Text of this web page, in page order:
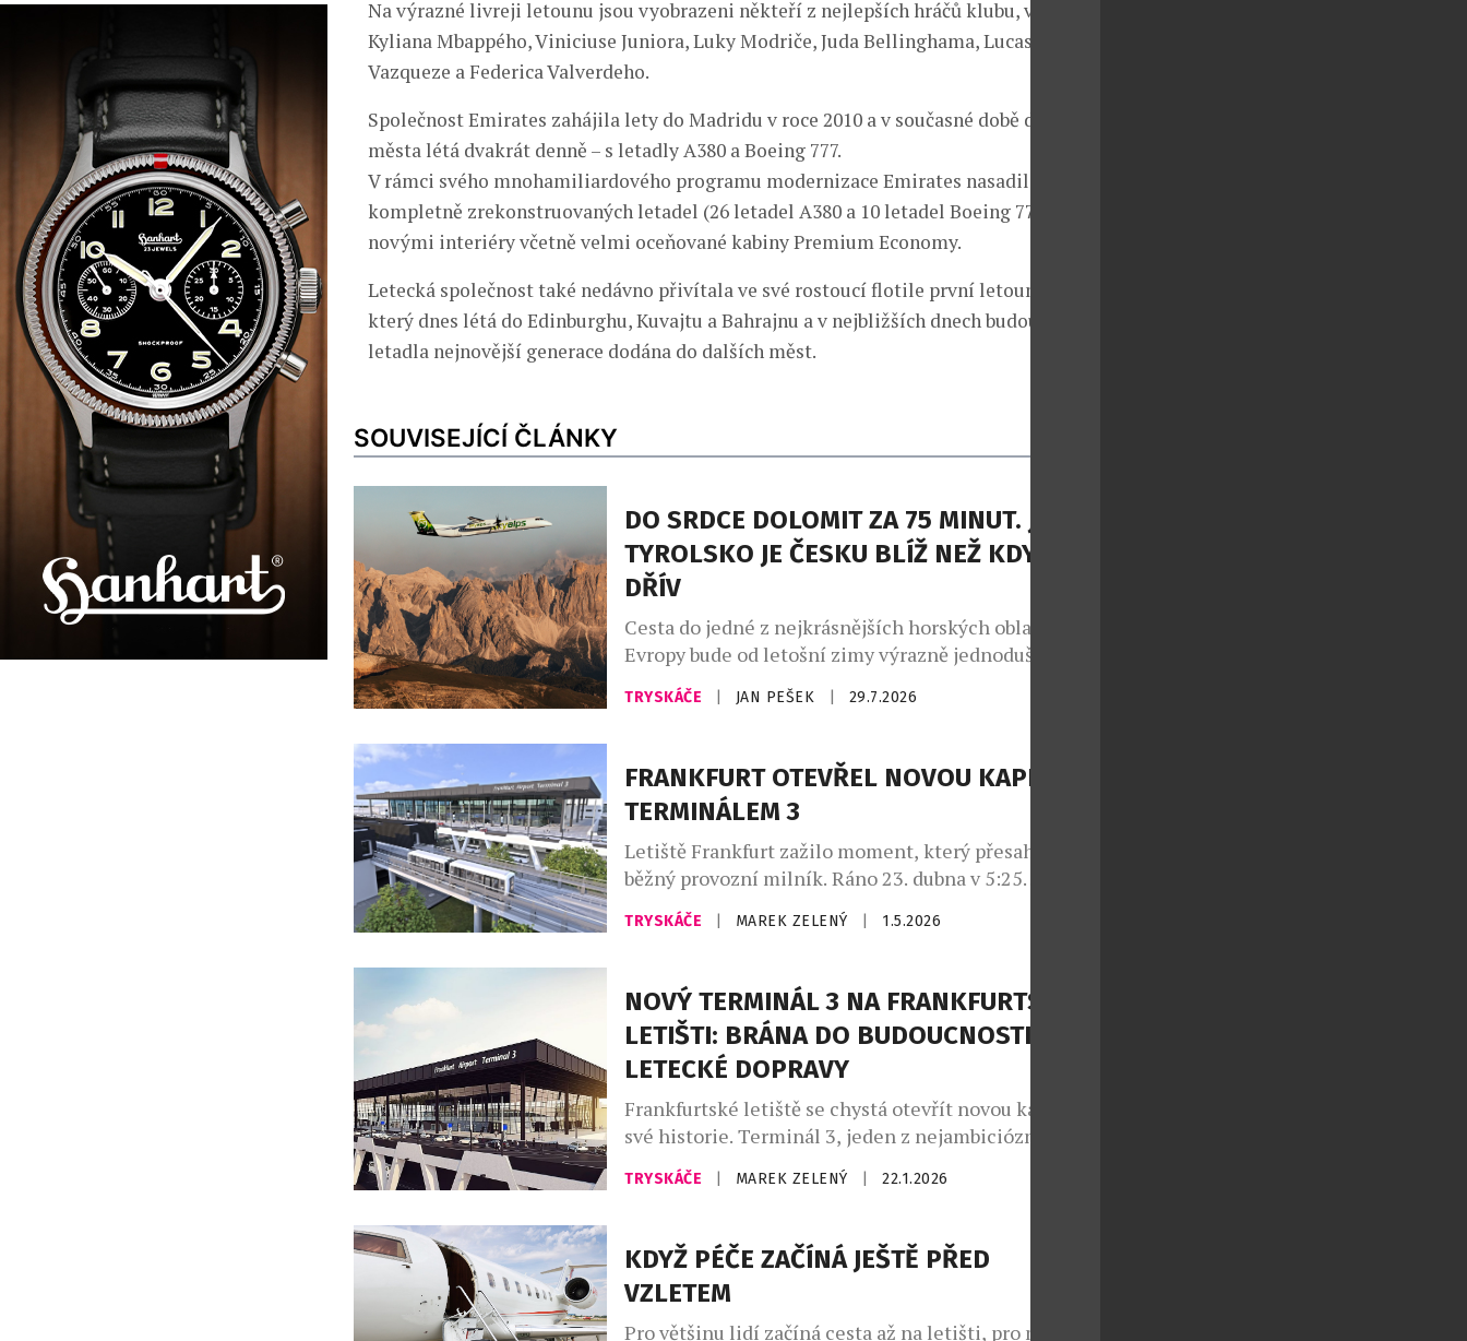
Na výrazné livreji letounu jsou vyobrazeni někteří z nejlepších hráčů klubu, včetně
Kyliana Mbappého, Viniciuse Juniora, Luky Modriče, Juda Bellinghama, Lucase
Vazqueze a Federica Valverdeho.
Společnost Emirates zahájila lety do Madridu v roce 2010 a v současné době do
města létá dvakrát denně – s letadly A380 a Boeing 777.
V rámci svého mnohamiliardového programu modernizace Emirates nasadila 36
kompletně zrekonstruovaných letadel (26 letadel A380 a 10 letadel Boeing 777) s
novými interiéry včetně velmi oceňované kabiny Premium Economy.
Letecká společnost také nedávno přivítala ve své rostoucí flotile první letoun A350,
který dnes létá do Edinburghu, Kuvajtu a Bahrajnu a v nejbližších dnech budou
letadla nejnovější generace dodána do dalších měst.
SOUVISEJÍCÍ ČLÁNKY
DO SRDCE DOLOMIT ZA 75 MINUT. JIŽNÍ
TYROLSKO JE ČESKU BLÍŽ NEŽ KDY
DŘÍV
Cesta do jedné z nejkrásnějších horských oblastí
Evropy bude od letošní zimy výrazně jednodušší. Od
9. prosince začne mezi Prahou a Bolzanem,
metropolí Jižního Tyrolska, létat přímá linka
do něhož se vejde 48 pasažérů, potrvá pouhých 75
minut, takže místo mnohahodinové cesty autem se
návštěvníci ocitnou v srdci […]
TRYSKÁČE JAN PEŠEK 29.7.2026
FRANKFURT OTEVŘEL NOVOU KAPITOLU
TERMINÁLEM 3
Letiště Frankfurt zažilo moment, který přesahuje
běžný provozní milník. Ráno 23. dubna v 5:25
dosedlo na ranvej letadlo letu CZ8021 společnosti
China Southern Airlines ze Shenyangu – první stroj,
Na první pohled jde o rutinní přistání. Ve skutečnosti
však tento okamžik symbolizuje vyvrcholení let
plánování, investic a koordinace […]
TRYSKÁČE MAREK ZELENÝ 1.5.2026
NOVÝ TERMINÁL 3 NA FRANKFURTSKÉM
LETIŠTI: BRÁNA DO BUDOUCNOSTI
LETECKÉ DOPRAVY
Frankfurtské letiště se chystá otevřít novou kapitolu
své historie. Terminál 3, jeden z nejambicióznějších
infrastrukturních projektů v Evropě, bude oficiálně
otevřen 22. dubna 2026 a nabídne cestujícím zcela
Rozsáhlý terminál o celkové ploše 403 000 m² byl
budován celých deset let a po dokončení pojme až 25
milionů cestujících […]
TRYSKÁČE MAREK ZELENÝ 22.1.2026
KDYŽ PÉČE ZAČÍNÁ JEŠTĚ PŘED
VZLETEM
Pro většinu lidí začíná cesta až na letišti, pro mě